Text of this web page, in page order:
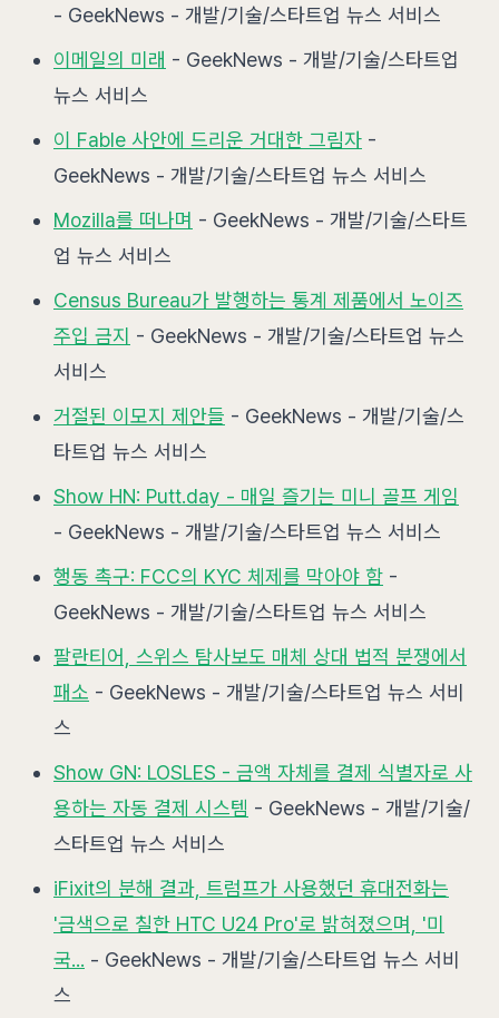
- GeekNews - 개발/기술/스타트업 뉴스 서비스
이메일의 미래 - GeekNews - 개발/기술/스타트업
뉴스 서비스
이 Fable 사안에 드리운 거대한 그림자 -
GeekNews - 개발/기술/스타트업 뉴스 서비스
Mozilla를 떠나며 - GeekNews - 개발/기술/스타트
업 뉴스 서비스
Census Bureau가 발행하는 통계 제품에서 노이즈
주입 금지 - GeekNews - 개발/기술/스타트업 뉴스
서비스
거절된 이모지 제안들 - GeekNews - 개발/기술/스
타트업 뉴스 서비스
Show HN: Putt.day - 매일 즐기는 미니 골프 게임
- GeekNews - 개발/기술/스타트업 뉴스 서비스
행동 촉구: FCC의 KYC 체제를 막아야 함 -
GeekNews - 개발/기술/스타트업 뉴스 서비스
팔란티어, 스위스 탐사보도 매체 상대 법적 분쟁에서
패소 - GeekNews - 개발/기술/스타트업 뉴스 서비
스
Show GN: LOSLES - 금액 자체를 결제 식별자로 사
용하는 자동 결제 시스템 - GeekNews - 개발/기술/
스타트업 뉴스 서비스
iFixit의 분해 결과, 트럼프가 사용했던 휴대전화는
'금색으로 칠한 HTC U24 Pro'로 밝혀졌으며, '미
국... - GeekNews - 개발/기술/스타트업 뉴스 서비
스